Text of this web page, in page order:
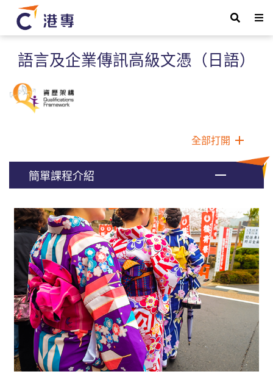
語言及企業傳訊高級文憑（日語）
全部打開
簡單課程介紹